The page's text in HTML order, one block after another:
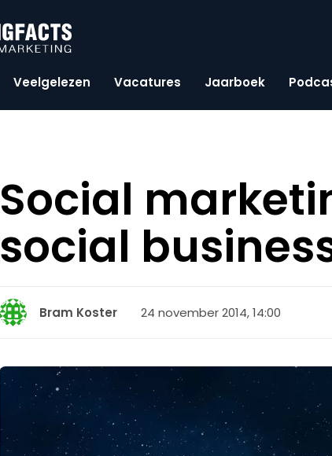
Veelgelezen Vacatures Jaarboek
Social
social
Bram Koster 24 november 2014, 14:00